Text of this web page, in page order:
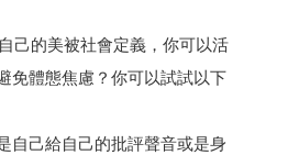
的美被社會定義，你可以活
免體態焦慮？你可以試試以下
自己給自己的批評聲音或是身